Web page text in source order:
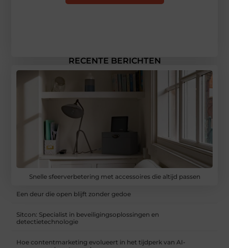
RECENTE BERICHTEN
Snelle sfeerverbetering met accessoires die altijd passen
Een deur die open blijft zonder gedoe
Sitcon: Specialist in beveiligingsoplossingen en
detectietechnologie
Hoe contentmarketing evolueert in het tijdperk van AI-